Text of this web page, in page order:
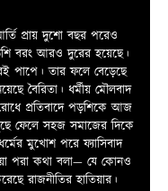
প্রায় দুশো বছর পরেও
বরং আরও দুরের হয়েছে।
পাপে। তার ফলে বেড়েছে
বৈরিতা। ধর্মীয় মৌলবাদ
প্রতিবাদে পড়শিকে আজ
ফেলে সহজ সমাজের দিকে
মুখোশ পরে ফ্যাসিবাদ
পরা কথা বলা—­­ যে কোনও
রাজনীতির হাতিয়ার।